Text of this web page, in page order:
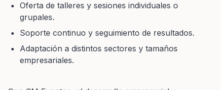
Oferta de talleres y sesiones individuales o
grupales.
Soporte continuo y seguimiento de resultados.
Adaptación a distintos sectores y tamaños
empresariales.